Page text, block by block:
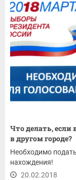
Что делать, если
в другом городе?
Необходимо
нахождения!
20.02.2018